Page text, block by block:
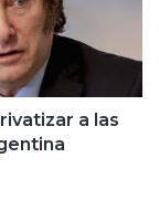
a las